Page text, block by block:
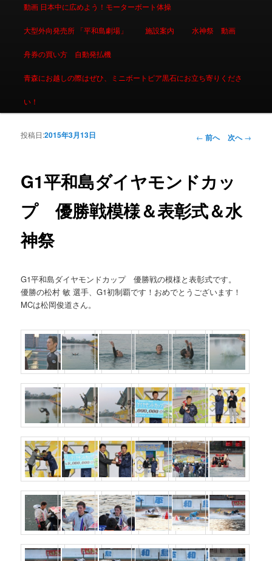
動画 日本中に広めよう！モーターボート体操
大型外向発売所 「平和島劇場」 施設案内 水神祭 動画
舟券の買い方 自動発払機
青森にお越しの際はぜひ、ミニボートピア黒石にお立ち寄りくださ
い！
投稿ナビゲーシ
← 前へ 次へ→
G1平和島ダイヤモンドカッ
プ 優勝戦模様＆表彰式＆水
神祭
投稿日:2015年3月13日
G1平和島ダイヤモンドカップ 優勝戦の模様と表彰式です。
優勝の松村 敏 選手、G1初制覇です！おめでとうございます！
MCは松岡俊道さん。